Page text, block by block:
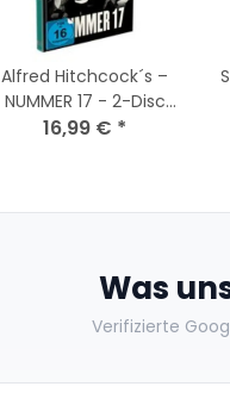
Alfred Hitchcock´s –
NUMMER 17 - 2-Disc
Mediabook Cover A
16,99 € *
Was
Verifizierte